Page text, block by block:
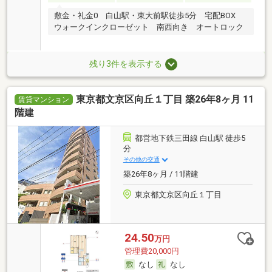
敷金・礼金0 白山駅・東大前駅徒歩5分 宅配BOX
ウォークインクローゼット 南西向き オートロック
残り3件を表示する
賃貸マンション
東京都文京区向丘１丁目 築26年8ヶ月 11
階建
都営地下鉄三田線 白山駅 徒歩5
分
その他の交通
築26年8ヶ月 / 11階建
東京都文京区向丘１丁目
24.50万円
管理費20,000円
なし
なし